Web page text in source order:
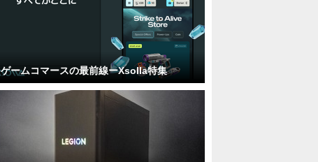
ゲームコマースの最前線ーXsolla特集